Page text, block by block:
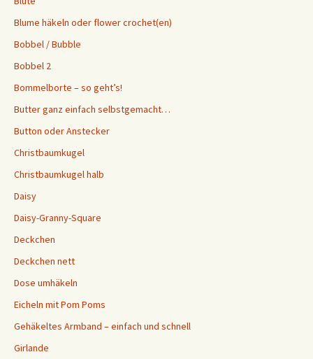
Blume häkeln oder flower crochet(en)
Bobbel / Bubble
Bobbel 2
Bommelborte – so geht’s!
Butter ganz einfach selbstgemacht…
Button oder Anstecker
Christbaumkugel
Christbaumkugel halb
Daisy
Daisy-Granny-Square
Deckchen
Deckchen nett
Dose umhäkeln
Eicheln mit Pom Poms
Gehäkeltes Armband – einfach und schnell
Girlande